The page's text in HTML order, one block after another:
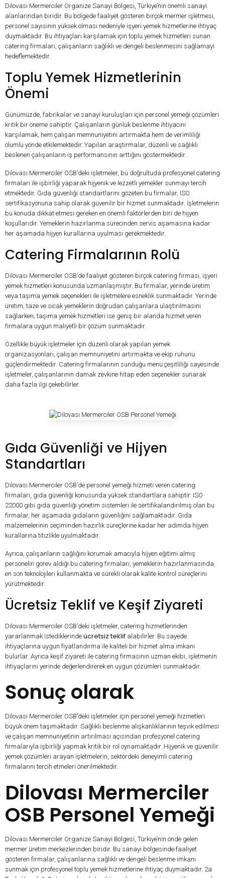
Dilovası Mermerciler Organize Sanayi Bölgesi, Türkiye’nin önemli sanayi
alanlarından biridir. Bu bölgede faaliyet gösteren birçok mermer işletmesi,
personel sayısının yüksek olması nedeniyle işyeri yemek hizmetlerine ihtiyaç
duymaktadır. Bu ihtiyaçları karşılamak için toplu yemek hizmetleri sunan
catering firmaları, çalışanların sağlıklı ve dengeli beslenmesini sağlamayı
hedeflemektedir.
Toplu Yemek Hizmetlerinin
Önemi
Günümüzde, fabrikalar ve sanayi kuruluşları için personel yemeği çözümleri
kritik bir öneme sahiptir. Çalışanların günlük beslenme ihtiyacını
karşılamak, hem çalışan memnuniyetini artırmakta hem de verimliliği
olumlu yönde etkilemektedir. Yapılan araştırmalar, düzenli ve sağlıklı
beslenen çalışanların iş performansının arttığını göstermektedir.
Dilovası Mermerciler OSB’deki işletmeler, bu doğrultuda profesyonel catering
firmaları ile işbirliği yaparak hijyenik ve lezzetli yemekler sunmayı tercih
etmektedir. Gıda güvenliği standartlarını gözeten bu firmalar, ISO
sertifikasyonuna sahip olarak güvenilir bir hizmet sunmaktadır. İşletmelerin
bu konuda dikkat etmesi gereken en önemli faktörlerden biri de hijyen
koşullarıdır. Yemeklerin hazırlanma sürecinden servis aşamasına kadar
her aşamada hijyen kurallarına uyulması gerekmektedir.
Catering Firmalarının Rolü
Dilovası Mermerciler OSB’de faaliyet gösteren birçok catering firması, işyeri
yemek hizmetleri konusunda uzmanlaşmıştır. Bu firmalar, yerinde üretim
veya taşıma yemek seçenekleri ile işletmelere esneklik sunmaktadır. Yerinde
üretim, taze ve sıcak yemeklerin doğrudan çalışanlara ulaştırılmasını
sağlarken; taşıma yemek hizmetleri ise geniş bir alanda hizmet veren
firmalara uygun maliyetli bir çözüm sunmaktadır.
Özellikle büyük işletmeler için düzenli olarak yapılan yemek
organizasyonları, çalışan memnuniyetini artırmakta ve ekip ruhunu
güçlendirmektedir. Catering firmalarının sunduğu menü çeşitliliği sayesinde
işletmeler, çalışanlarının damak zevkine hitap eden seçenekler sunarak
daha fazla ilgi çekebilirler.
Gıda Güvenliği ve Hijyen
Standartları
Dilovası Mermerciler OSB’de personel yemeği hizmeti veren catering
firmaları, gıda güvenliği konusunda yüksek standartlara sahiptir. ISO
22000 gibi gıda güvenliği yönetim sistemleri ile sertifikalandırılmış olan bu
firmalar, her aşamada gıdaların güvenliğini sağlamaktadır. Gıda
malzemelerinin seçiminden hazırlık süreçlerine kadar her adımda hijyen
kurallarına titizlikle uyulmaktadır.
Ayrıca, çalışanların sağlığını korumak amacıyla hijyen eğitimi almış
personelin görev aldığı bu catering firmaları, yemeklerin hazırlanmasında
en son teknolojileri kullanmakta ve sürekli olarak kalite kontrol süreçlerini
yürütmektedir.
Ücretsiz Teklif ve Keşif Ziyareti
Dilovası Mermerciler OSB’deki işletmeler, catering hizmetlerinden
yararlanmak istediklerinde ücretsiz teklif alabilirler. Bu sayede
ihtiyaçlarına uygun fiyatlandırma ile kaliteli bir hizmet alma imkanı
bulurlar. Ayrıca keşif ziyareti ile catering firmasının uzman ekibi, işletmenin
ihtiyaçlarını yerinde değerlendirerek en uygun çözümleri sunmaktadır.
Sonuç olarak
Dilovası Mermerciler OSB’deki işletmeler için personel yemeği hizmetleri
büyük önem taşımaktadır. Sağlıklı beslenme alışkanlıklarının teşvik edilmesi
ve çalışan memnuniyetinin artırılması açısından profesyonel catering
firmalarıyla işbirliği yapmak kritik bir rol oynamaktadır. Hijyenik ve güvenilir
yemek çözümleri arayan işletmelerin, sektördeki deneyimli catering
firmalarını tercih etmeleri önerilmektedir.
Dilovası Mermerciler
OSB Personel Yemeği
Dilovası Mermerciler Organize Sanayi Bölgesi, Türkiye’nin önde gelen
mermer üretim merkezlerinden biridir. Bu sanayi bölgesinde faaliyet
gösteren firmalar, çalışanlarına sağlıklı ve dengeli beslenme imkanı
sunmak için profesyonel toplu yemek hizmetlerine ihtiyaç duymaktadır. 2a